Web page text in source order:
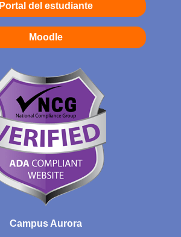
Portal del estudiante
Moodle
Campus Aurora